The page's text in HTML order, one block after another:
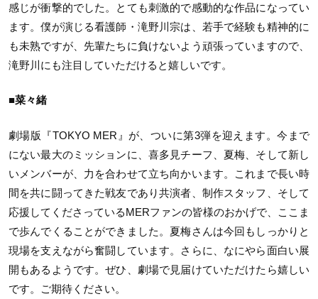
感じが衝撃的でした。とても刺激的で感動的な作品になってい
ます。僕が演じる看護師・滝野川宗は、若手で経験も精神的に
も未熟ですが、先輩たちに負けないよう頑張っていますので、
滝野川にも注目していただけると嬉しいです。
■菜々緒
劇場版『TOKYO MER』が、ついに第3弾を迎えます。今まで
にない最大のミッションに、喜多見チーフ、夏梅、そして新し
いメンバーが、力を合わせて立ち向かいます。これまで長い時
間を共に闘ってきた戦友であり共演者、制作スタッフ、そして
応援してくださっているMERファンの皆様のおかげで、ここま
で歩んでくることができました。夏梅さんは今回もしっかりと
現場を支えながら奮闘しています。さらに、なにやら面白い展
開もあるようです。ぜひ、劇場で見届けていただけたら嬉しい
です。ご期待ください。